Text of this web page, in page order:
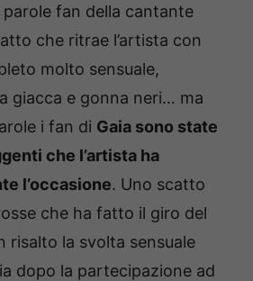
parole fan della cantante
che ritrae l’artista con
molto sensuale,
giacca e gonna neri… ma
i fan di Gaia sono state
che l’artista ha
l’occasione. Uno scatto
che ha fatto il giro del
risalto la svolta sensuale
dopo la partecipazione ad